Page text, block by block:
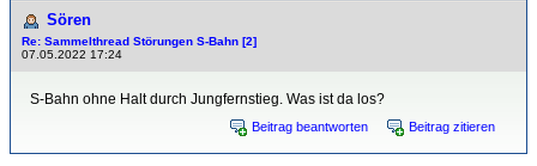
Sören
Re: Sammelthread Störungen S-Bahn [2]
07.05.2022 17:24
S-Bahn ohne Halt durch Jungfernstieg. Was ist da los?
Beitrag beantworten Beitrag zitieren